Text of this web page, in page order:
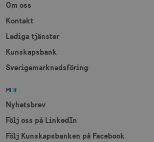
Om oss
Kontakt
Lediga tjänster
Kunskapsbank
Sverigemarknadsföring
MER
Nyhetsbrev
Följ oss på LinkedIn
Följ Kunskapsbanken på Facebook
JSESSIONID